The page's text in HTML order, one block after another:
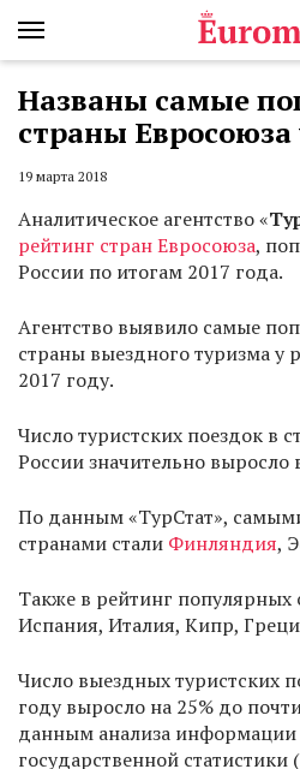
Названы самые
страны Евросоюза
19 марта 2018
Аналитическое агентство «
рейтинг стран Евросоюза,
России по итогам 2017 года.
Агентство выявило самые
страны выездного туризма у
2017 году.
Число туристских поездок в
России значительно выросло
По данным «ТурСтат»,
странами стали Финляндия,
Также в рейтинг популярных
Испания, Италия, Кипр,
Число выездных туристских
году выросло на 25% до
данным анализа
государственной статистики